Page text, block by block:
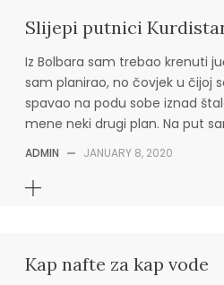
Slijepi putnici
Iz Bolbara sam trebao krenuti
sam planirao, no čovjek u čijoj
spavao na podu sobe iznad
mene neki drugi plan. Na put
ADMIN — JANUARY 8, 2020
Kap nafte za kap vode